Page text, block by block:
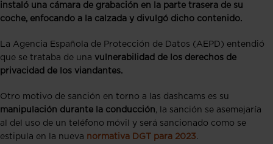
instaló una cámara de grabación en la parte trasera de su
coche, enfocando a la calzada y divulgó dicho contenido.
La Agencia Española de Protección de Datos (AEPD) entendió
que se trataba de una vulnerabilidad de los derechos de
privacidad de los viandantes.
Otro motivo de sanción en torno a las dashcams es su
manipulación durante la conducción, la sanción se asemejaría
al del uso de un teléfono móvil y será sancionado como se
estipula en la nueva normativa DGT para 2023.